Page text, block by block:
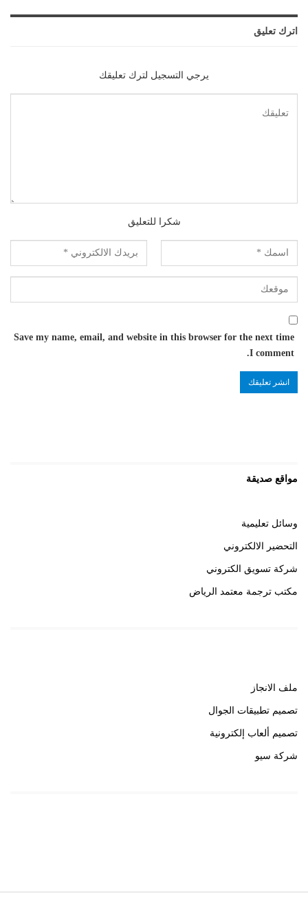
اترك تعليق
يرجي التسجيل لترك تعليقك
شكرا للتعليق
Save my name, email, and website in this browser for the next time
I comment.
مواقع صديقة
وسائل تعليمية
التحضير الالكتروني
شركة تسويق الكتروني
مكتب ترجمة معتمد الرياض
ملف الانجاز
تصميم تطبيقات الجوال
تصميم ألعاب إلكترونية
شركة سيو